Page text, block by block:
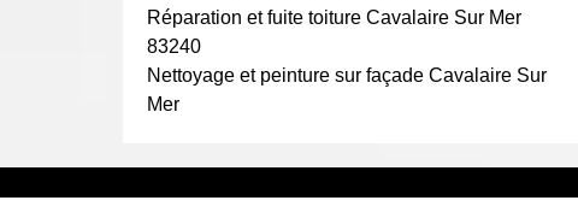
d’isolation toiture.
très bien ajuster nos interventions par rapport à vote
que vous ayez un total confort sous votre toit.
Réparation et fuite toiture Cavalaire Sur Mer
83240
Nettoyage et peinture sur façade Cavalaire Sur
Mer